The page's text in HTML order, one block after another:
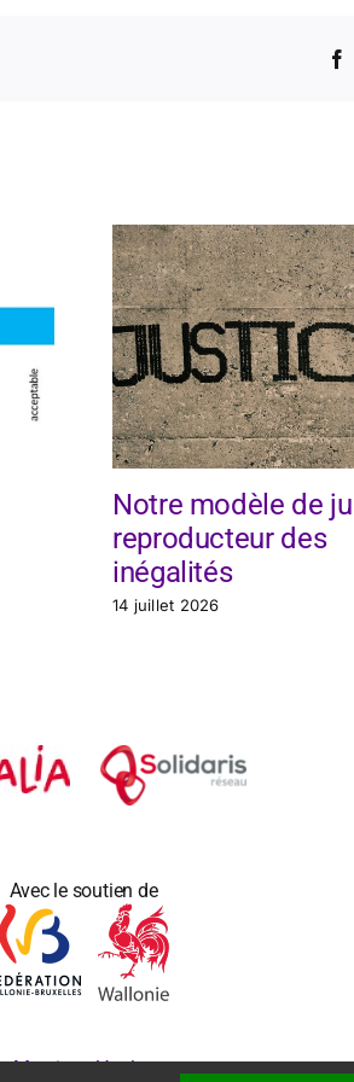
Notre modèle de
reproducteur des
inégalités
14 juillet 2026
Avec le soutien de
Mentions légales